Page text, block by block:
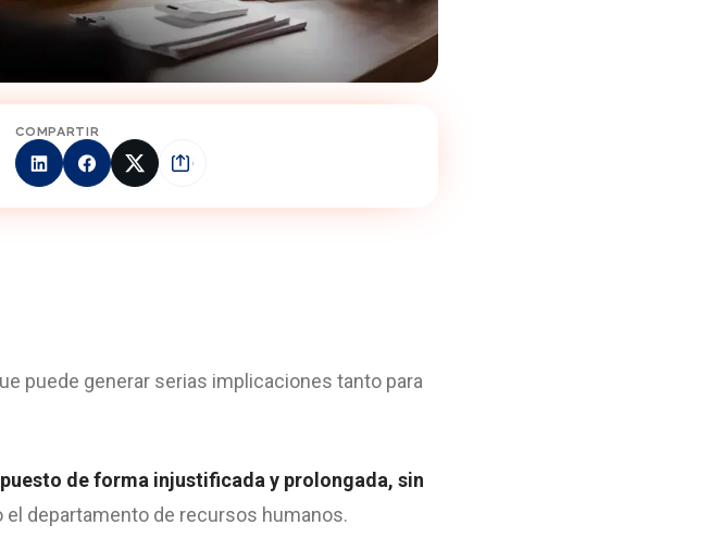
COMPARTIR
puede generar serias implicaciones tanto para
de forma injustificada y prolongada, sin
el departamento de recursos humanos.